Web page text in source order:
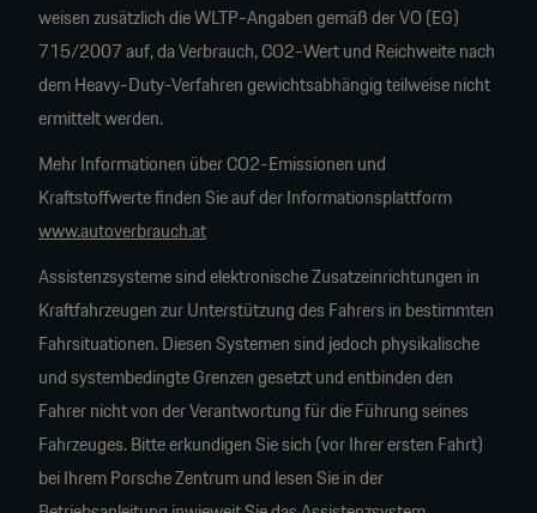
weisen zusätzlich die WLTP-Angaben gemäß der VO (EG)
715/2007 auf, da Verbrauch, CO2-Wert und Reichweite nach
dem Heavy-Duty-Verfahren gewichtsabhängig teilweise nicht
ermittelt werden.
Mehr Informationen über CO2-Emissionen und
Kraftstoffwerte finden Sie auf der Informationsplattform
www.autoverbrauch.at
Assistenzsysteme sind elektronische Zusatzeinrichtungen in
Kraftfahrzeugen zur Unterstützung des Fahrers in bestimmten
Fahrsituationen. Diesen Systemen sind jedoch physikalische
und systembedingte Grenzen gesetzt und entbinden den
Fahrer nicht von der Verantwortung für die Führung seines
Fahrzeuges. Bitte erkundigen Sie sich (vor Ihrer ersten Fahrt)
bei Ihrem Porsche Zentrum und lesen Sie in der